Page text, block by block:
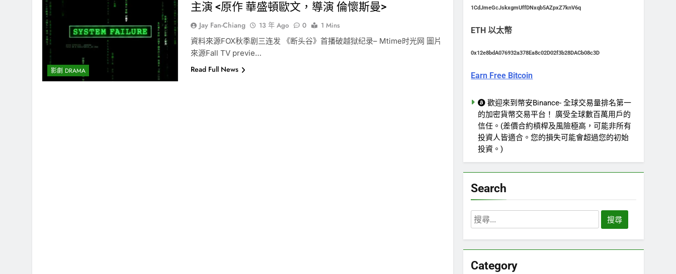
影劇 DRAMA
主演 <原作 華盛頓歐文，導演 倫懷斯曼>
Jay Fan-Chiang 13 年 Ago 0
1 Mins
資料來源FOX秋季剧三连发 《断头谷》首播破越狱纪录– Mtime时光网 圖片
來源Fall TV previe…
Read Full News
1CdJmeGcJskxgmUffDNxqb5AZpxZ7knV6q
ETH 以太幣
0x12e8bdA076932a378Ea8c02D02f3b28DACb08c3D
Earn Free Bitcoin
歡迎來到幣安Binance- 全球交易量排名第一
的加密貨幣交易平台！ 廣受全球數百萬用戶的
信任。(差價合約槓桿及風險極高，可能非所有
投資人皆適合。您的損失可能會超過您的初始
投資。)
Search
搜
尋
字:
Category